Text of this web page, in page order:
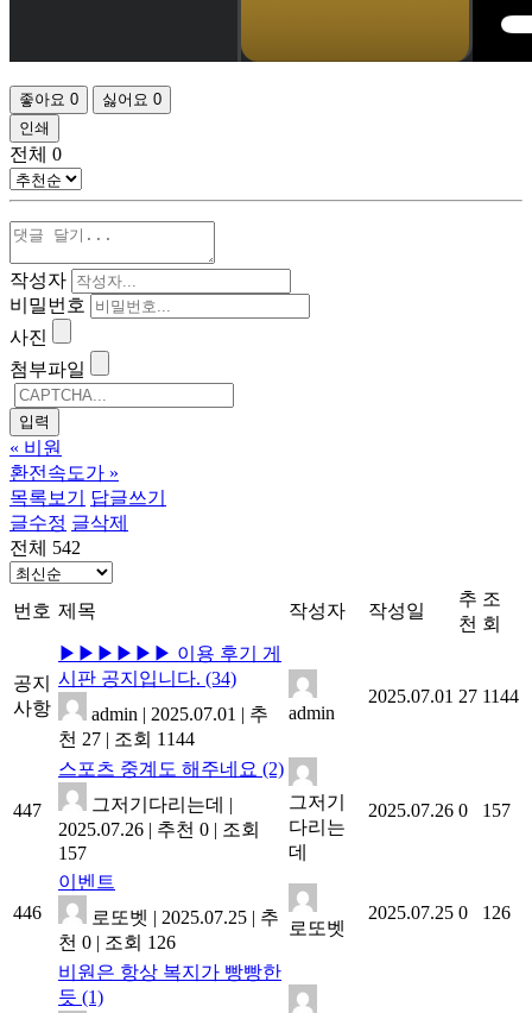
좋아요 0 싫어요 0
인쇄
전체 0
작성자
비밀번호
사진
첨부파일
« 비원
환전속도가 »
목록보기
답글쓰기
글수정 글삭제
전체 542
번호 제목 작성자 작성일
추
천
조
회
공지
사항
▶▶▶▶▶▶ 이용 후기 게
시판 공지입니다. (34)
admin | 2025.07.01 | 추
천 27 | 조회 1144
admin
2025.07.01 27 1144
447
스포츠 중계도 해주네요 (2)
그저기다리는데 |
2025.07.26 | 추천 0 | 조회
157
그저기
다리는
데
2025.07.26 0 157
446
이벤트
로또벳 | 2025.07.25 | 추
천 0 | 조회 126
로또벳
2025.07.25 0 126
비원은 항상 복지가 빵빵한
듯 (1)